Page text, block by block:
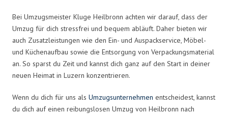
Bei Umzugsmeister Kluge Heilbronn achten wir darauf, dass der
Umzug für dich stressfrei und bequem abläuft. Daher bieten wir
auch Zusatzleistungen wie den Ein- und Auspackservice, Möbel-
und Küchenaufbau sowie die Entsorgung von Verpackungsmaterial
an. So sparst du Zeit und kannst dich ganz auf den Start in deiner
neuen Heimat in Luzern konzentrieren.
Wenn du dich für uns als Umzugsunternehmen entscheidest, kannst
du dich auf einen reibungslosen Umzug von Heilbronn nach